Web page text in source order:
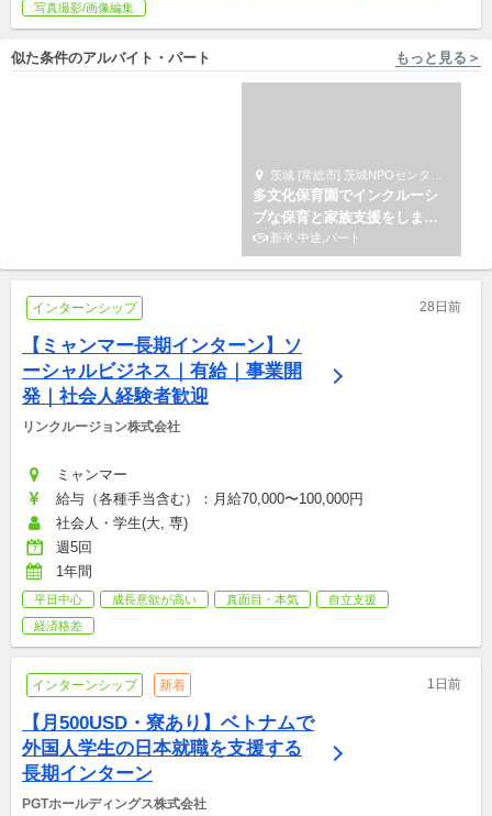
写真撮影/画像編集
似た条件のアルバイト・パート もっと見る＞
茨城 [常総市] 茨城NPOセンターコモンズ
多文化保育園でインクルーシ
ブな保育と家族支援をしませ
んか新卒,中途,パート
インターンシップ 28日前
【ミャンマー長期インターン】ソ
ーシャルビジネス｜有給｜事業開
発｜社会人経験者歓迎
リンクルージョン株式会社
ミャンマー
給与（各種手当含む）：月給70,000〜100,000円
社会人・学生(大, 専)
週5回
1年間
平日中心 成長意欲が高い 真面目・本気
自立支援
経済格差
インターンシップ 新着 1日前
【月500USD・寮あり】ベトナムで
外国人学生の日本就職を支援する
長期インターン
PGTホールディングス株式会社